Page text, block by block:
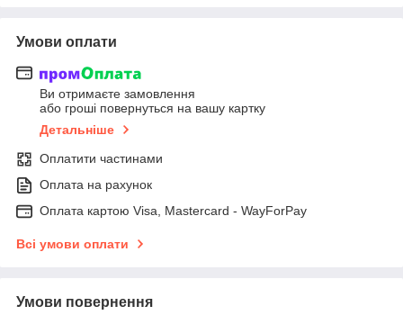
Умови оплати
Ви отримаєте замовлення
або гроші повернуться на вашу картку
Детальніше
Оплатити частинами
Оплата на рахунок
Оплата картою Visa, Mastercard - WayForPay
Всі умови оплати
Умови повернення